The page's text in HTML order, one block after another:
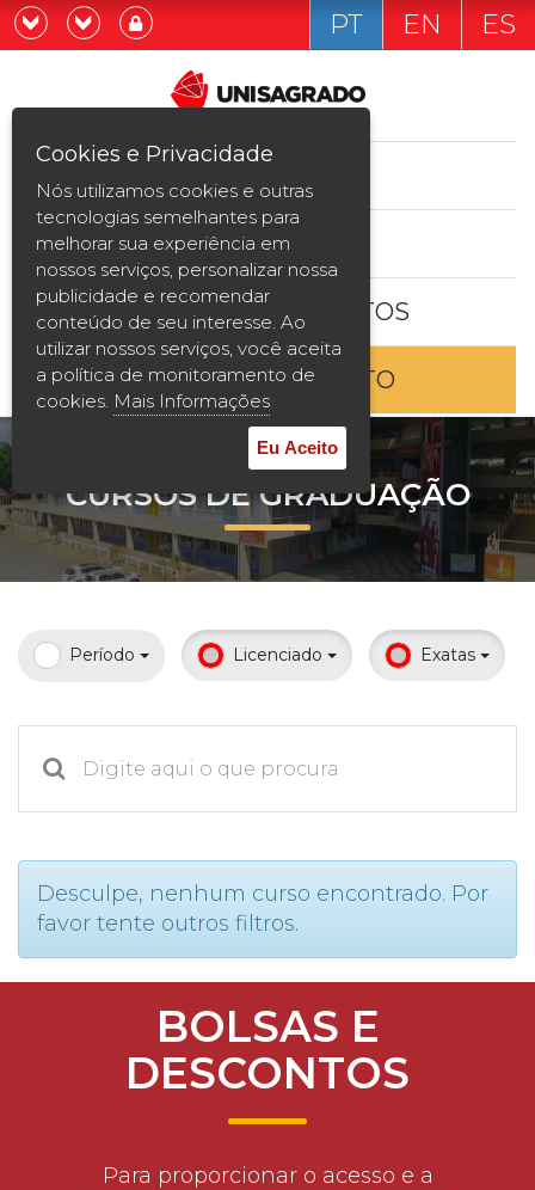
Graduação
Pós-graduação e MBA
Curta Duração
Vestibular
2ª Graduação
Transferência
Reingresso
Prouni
Desconto de pontualidade
Calendário acadêmico
Internacionalização
UATI
Já sou estudande
Quero ser estudante
PT EN ES
ESTUDE AQUI
BOLSAS E DESCONTOS
ENTRE EM CONTATO
CURSOS DE GRADUAÇÃO
Período Licenciado Exatas
Desculpe, nenhum curso encontrado. Por
favor tente outros filtros.
BOLSAS E
DESCONTOS
Para proporcionar o acesso e a
Cookies e Privacidade
Nós utilizamos cookies e outras
tecnologias semelhantes para
melhorar sua experiência em
nossos serviços, personalizar nossa
publicidade e recomendar
conteúdo de seu interesse. Ao
utilizar nossos serviços, você aceita
a política de monitoramento de
cookies. Mais Informações
Eu Aceito